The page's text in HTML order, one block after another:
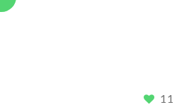
11